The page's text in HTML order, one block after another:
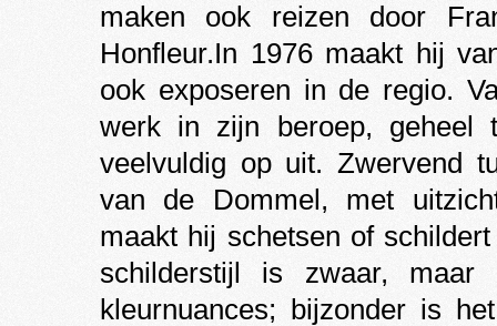
maken ook reizen door
Honfleur.In 1976 maakt hij
ook exposeren in de regio.
werk in zijn beroep, geheel
veelvuldig op uit. Zwervend
van de Dommel, met
maakt hij schetsen of
schilderstijl is zwaar,
kleurnuances; bijzonder is